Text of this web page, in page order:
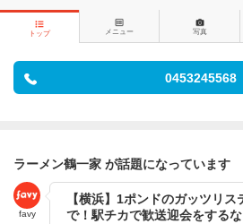
トップ メニュー 写真
0453245568
ラーメン鶴一家 が話題になっています
favy
【横浜】1ポンドのガッツリス
で！駅チカで歓送迎会をする